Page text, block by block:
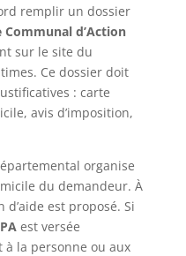
remplir un dossier
Communal d’Action
sur le site du
Ce dossier doit
: carte
avis d’imposition,
organise
du demandeur. À
d’aide est proposé. Si
est versée
la personne ou aux